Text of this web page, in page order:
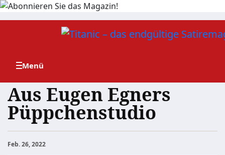
Zum
Aus Eugen Egners
Püppchenstudio
Feb. 26, 2022